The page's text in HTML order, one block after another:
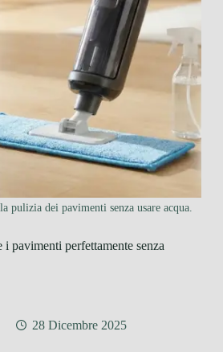
pulizia dei pavimenti senza usare acqua.
pavimenti perfettamente senza
28 Dicembre 2025